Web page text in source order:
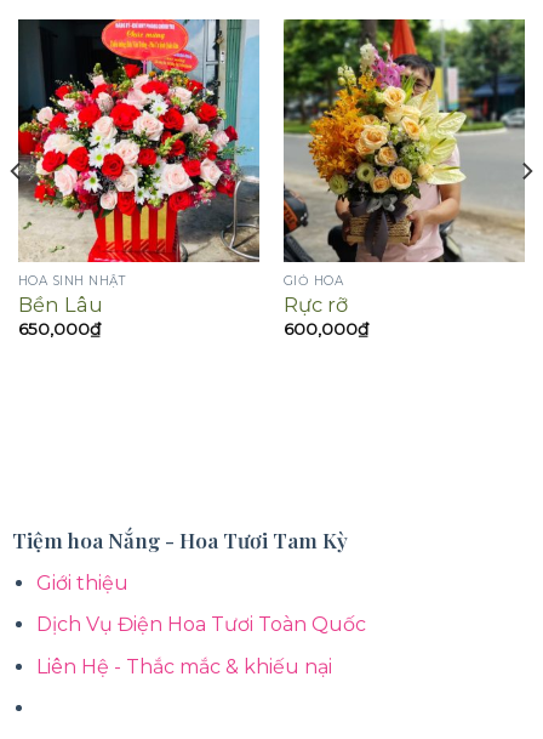
HOA SINH NHẬT
Bền Lâu
650,000₫
GIỎ HOA
Rực rỡ
600,000₫
Tiệm hoa Nắng - Hoa Tươi Tam Kỳ
Giới thiệu
Dịch Vụ Điện Hoa Tươi Toàn Quốc
Liên Hệ - Thắc mắc & khiếu nại